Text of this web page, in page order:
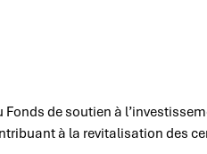
de soutien à
à la revitalisation des